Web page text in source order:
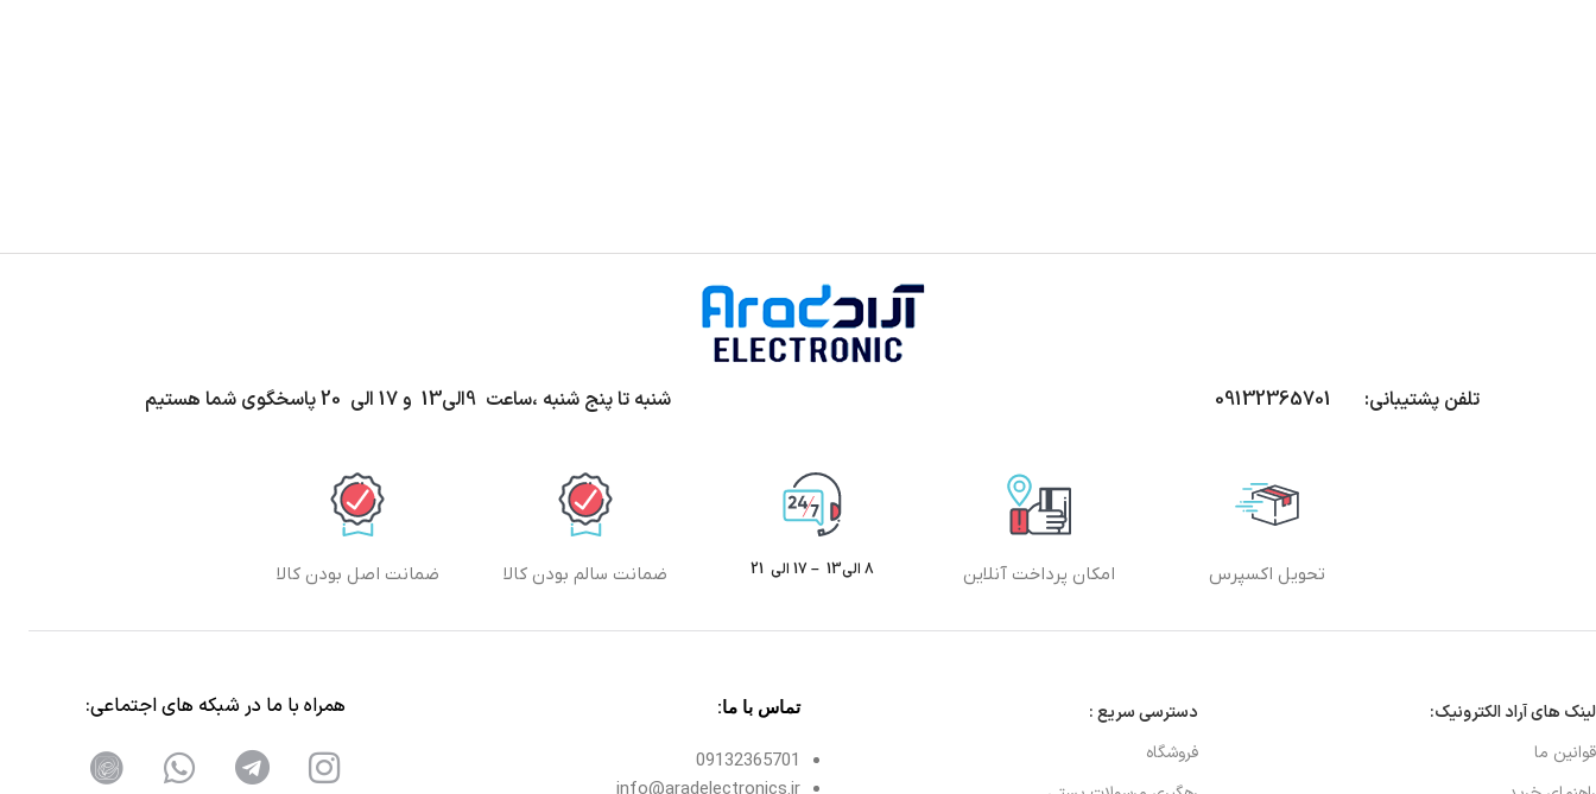
تلفن پشتیبانی: 09132365701 شنبه تا پنج شنبه ،ساعت 9الی13 و 17 الی 20 پاسخگوی شما هستیم
تحویل اکسپرس امکان پرداخت آنلاین 8 الی13 – 17 الی 21 ضمانت سالم بودن کالا ضمانت اصل بودن کالا
لینک های آراد الکترونیک:
قوانین ما
دسترسی سریع :
فروشگاه
تماس با ما:
09132365701
info@aradelectronics.ir
همراه با ما در شبکه های اجتماعی: